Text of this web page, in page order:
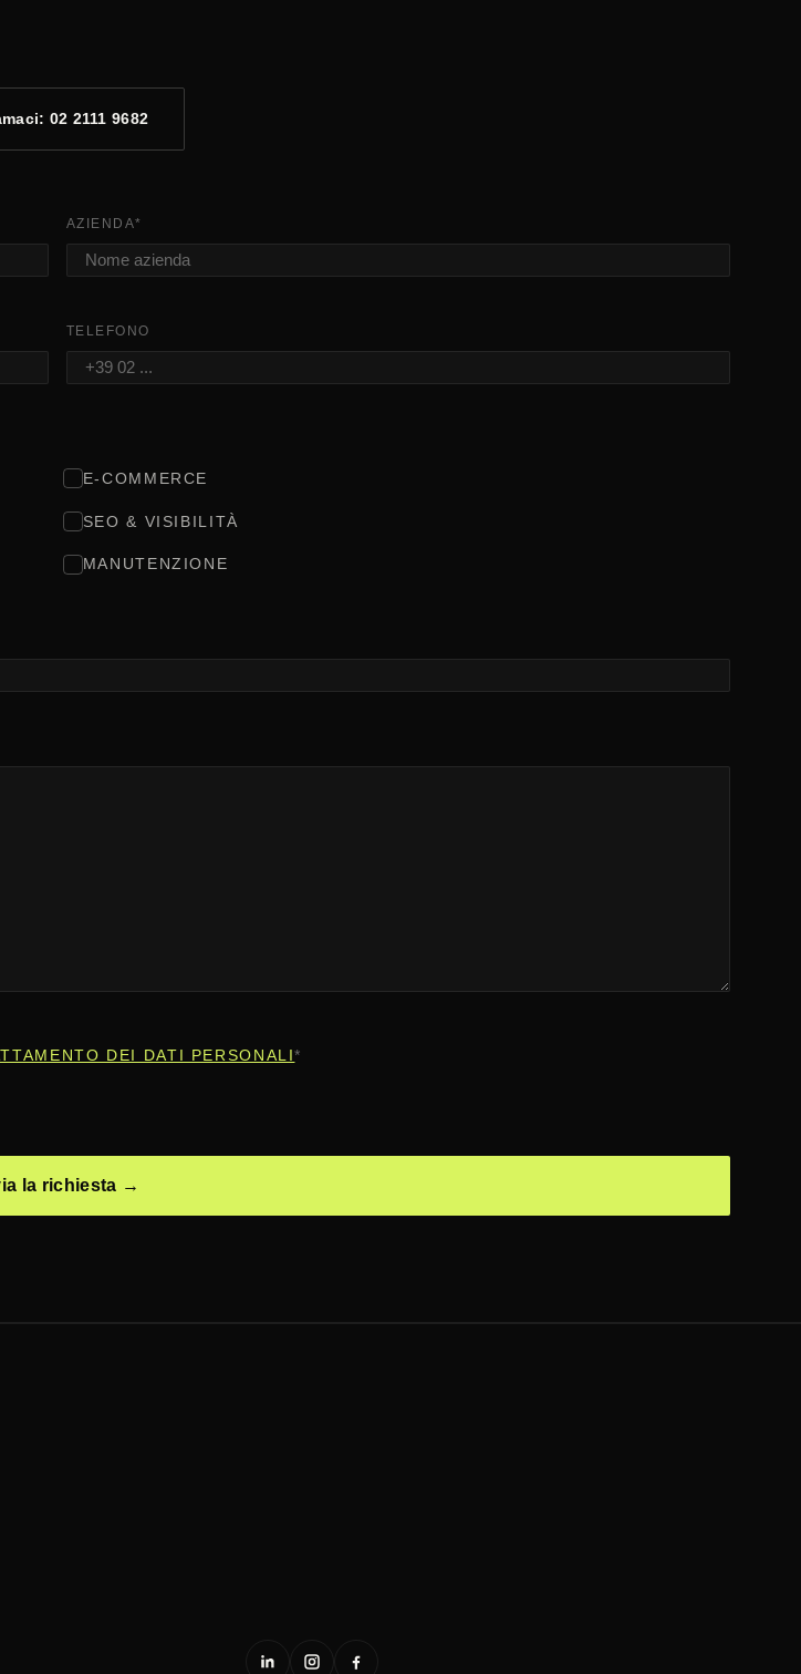
02 2111 9682
AZIENDA*
TELEFONO
E-COMMERCE
SEO & VISIBILITÀ
MANUTENZIONE
DEI DATI PERSONALI*